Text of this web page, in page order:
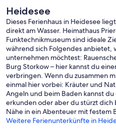
Heidesee
Dieses Ferienhaus in Heidesee
direkt am Wasser. Heimathaus
Funktechnikmuseum sind ideale
während sich Folgendes anbietet,
unternehmen möchtest:
Burg Storkow – hier kannst du
verbringen. Wenn du zusammen
einmal hier vorbei: Kräuter und
Angeln und beim Baden kannst
erkunden oder aber du stürzt dich
Nähe in ein Abenteuer mit festem
Weitere Ferienunterkünfte in